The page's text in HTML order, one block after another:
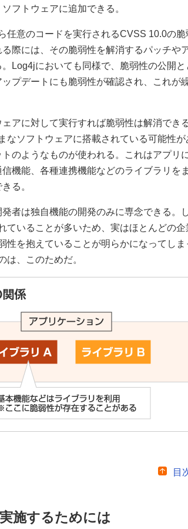
フトウェアに追加できる。
任意のコードを実行されるCVSS 10.0の脆
際には、その脆弱性を解消するパッチや
Log4jにおいても同様で、脆弱性の公開と
プデートにも脆弱性が確認され、これが
アに対して実行すれば脆弱性は解消でき
ソフトウェアに搭載されている可能性が
のようなものが使われる。これはアプリ
機能、各種連携機能などのライブラリを
る。
者は独自機能の開発のみに専念できる。し
ていることが多いため、実はほとんどの企
を抱えていることが明らかになってしま
は、このためだ。
目
施するためには